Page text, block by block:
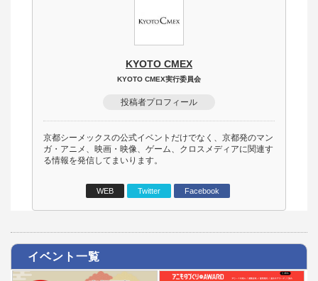
KYOTO CMEX
KYOTO CMEX実行委員会
投稿者プロフィール
京都シーメックスの公式イベントだけでなく、京都発のマン
ガ・アニメ、映画・映像、ゲーム、クロスメディアに関連す
る情報を発信してまいります。
WEB Twitter Facebook
イベント一覧